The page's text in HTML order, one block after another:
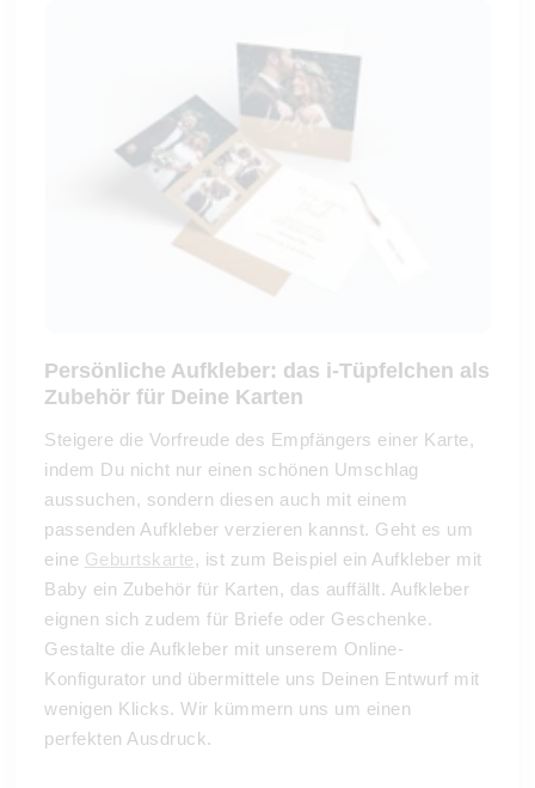
Persönliche Aufkleber: das i-Tüpfelchen als
Zubehör für Deine Karten
Steigere die Vorfreude des Empfängers einer Karte,
indem Du nicht nur einen schönen Umschlag
aussuchen, sondern diesen auch mit einem
passenden Aufkleber verzieren kannst. Geht es um
eine Geburtskarte, ist zum Beispiel ein Aufkleber mit
Baby ein Zubehör für Karten, das auffällt. Aufkleber
eignen sich zudem für Briefe oder Geschenke.
Gestalte die Aufkleber mit unserem Online-
Konfigurator und übermittele uns Deinen Entwurf mit
wenigen Klicks. Wir kümmern uns um einen
perfekten Ausdruck.